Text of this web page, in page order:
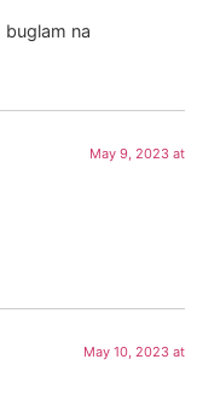
na
May 9, 2023 at
May 10, 2023 at